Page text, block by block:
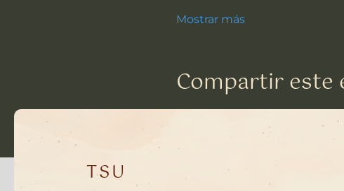
Mostrar más
Compartir este
TSU